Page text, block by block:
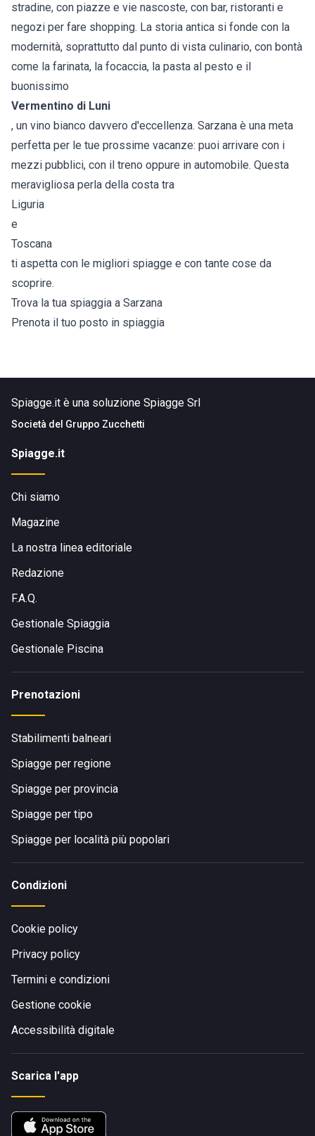
stradine, con piazze e vie nascoste, con bar, ristoranti e
negozi per fare shopping. La storia antica si fonde con la
modernità, soprattutto dal punto di vista culinario, con bontà
come la farinata, la focaccia, la pasta al pesto e il
buonissimo
Vermentino di Luni
, un vino bianco davvero d'eccellenza. Sarzana è una meta
perfetta per le tue prossime vacanze: puoi arrivare con i
mezzi pubblici, con il treno oppure in automobile. Questa
meravigliosa perla della costa tra
Liguria
e
Toscana
ti aspetta con le migliori spiagge e con tante cose da
scoprire.
Trova la tua spiaggia a Sarzana
Prenota il tuo posto in spiaggia
Spiagge.it è una soluzione Spiagge Srl
Società del Gruppo Zucchetti
Spiagge.it
Chi siamo
Magazine
La nostra linea editoriale
Redazione
F.A.Q.
Gestionale Spiaggia
Gestionale Piscina
Prenotazioni
Stabilimenti balneari
Spiagge per regione
Spiagge per provincia
Spiagge per tipo
Spiagge per località più popolari
Condizioni
Cookie policy
Privacy policy
Termini e condizioni
Gestione cookie
Accessibilità digitale
Scarica l'app